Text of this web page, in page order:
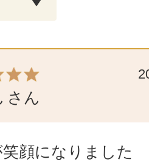
さん
顔になりました